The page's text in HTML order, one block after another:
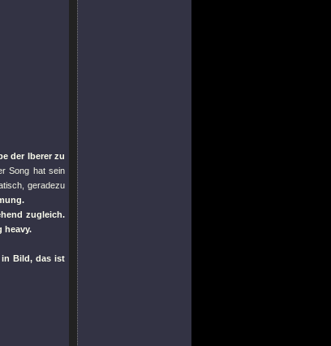
der Iberer zu
Song hat sein
geradezu
zugleich.
heavy.
in Bild, das ist